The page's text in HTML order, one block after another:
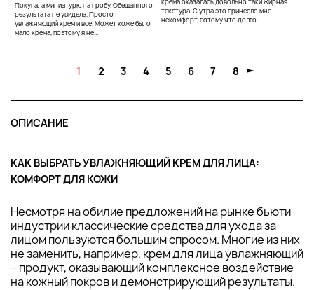
Покупала миниатурю на пробу. Обещанного
результата не увидела. Просто
увлажняющий крем и все. Может коже было
мало крема, поэтому я не...
текстура. С утра это принесло мне
некомфорт, потому что долго...
1 2 3 4 5 6 7 8
ОПИСАНИЕ
КАК ВЫБРАТЬ УВЛАЖНЯЮЩИЙ КРЕМ ДЛЯ ЛИЦА:
КОМФОРТ ДЛЯ КОЖИ
Несмотря на обилие предложений на рынке бьюти-
индустрии классические средства для ухода за
лицом пользуются большим спросом. Многие из них
не заменить, например, крем для лица увлажняющий
– продукт, оказывающий комплексное воздействие
на кожный покров и демонстрирующий результаты.